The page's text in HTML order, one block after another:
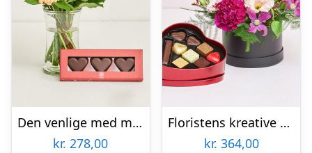
Den venlige med marcipanhjerter
kr. 278,00
Floristens kreative valg i æske med chokoladehjerte
kr. 364,00